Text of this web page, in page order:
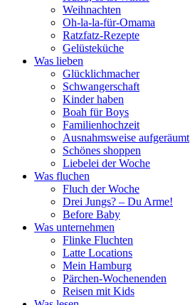
Weihnachten
Oh-la-la-für-Omama
Ratzfatz-Rezepte
Gelüsteküche
Was lieben
Glücklichmacher
Schwangerschaft
Kinder haben
Boah für Boys
Familienhochzeit
Ausnahmsweise aufgeräumt
Schönes shoppen
Liebelei der Woche
Was fluchen
Fluch der Woche
Drei Jungs? – Du Arme!
Before Baby
Was unternehmen
Flinke Fluchten
Latte Locations
Mein Hamburg
Pärchen-Wochenenden
Reisen mit Kids